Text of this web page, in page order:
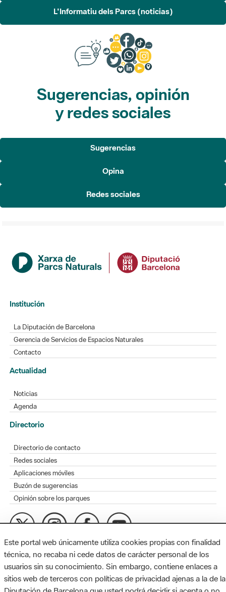
L'Informatiu dels Parcs (noticias)
Sugerencias, opinión
y redes sociales
Sugerencias
Opina
Redes sociales
Institución
La Diputación de Barcelona
Gerencia de Servicios de Espacios Naturales
Contacto
Actualidad
Noticias
Agenda
Directorio
Directorio de contacto
Redes sociales
Aplicaciones móviles
Buzón de sugerencias
Opinión sobre los parques
MAPA WEB AVISO LEGAL ACCESIBILIDAD
Diputación de Barcelona. Edifici Llacuna, 1a planta. Badajoz, 49.
08005 Barcelona. Tel. 934 022 428 / xarxaparcs@diba.cat
Este portal web únicamente utiliza cookies propias con finalidad
técnica, no recaba ni cede datos de carácter personal de los
usuarios sin su conocimiento. Sin embargo, contiene enlaces a
sitios web de terceros con políticas de privacidad ajenas a la de la